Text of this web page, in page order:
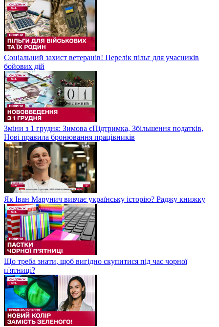
Соціальний захист ветеранів! Перелік пільг для учасників
бойових дій
Зміни з 1 грудня: Зимова єПідтримка, Збільшення податків,
Нові правила бронювання працівників
Як Іван Марунич вивчає українську історію? Раджу книжку
Що треба знати, щоб вигідно скупитися під час чорної
п'ятниці?